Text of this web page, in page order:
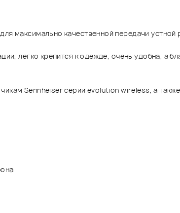
максимально качественной передачи устной
легко крепится к одежде, очень удобна, а
Sennheiser серии evolution wireless, а